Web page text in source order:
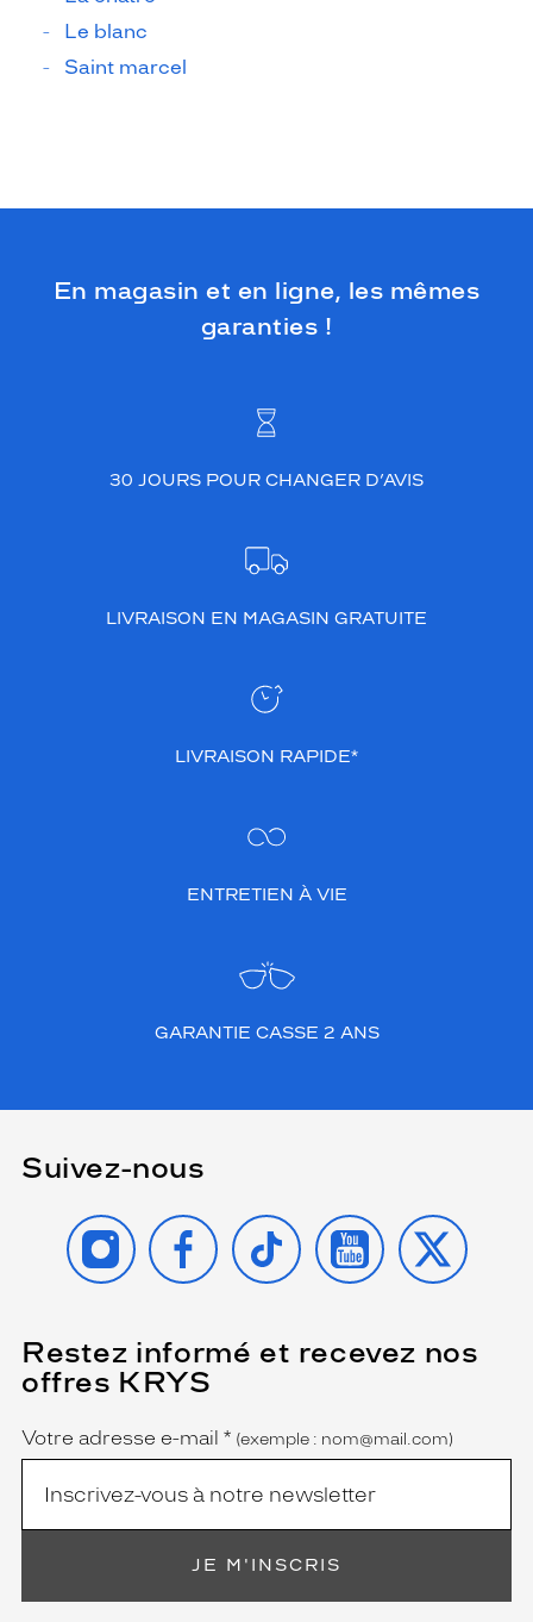
Le blanc
Saint marcel
En magasin et en ligne, les mêmes
garanties !
30 JOURS POUR CHANGER D’AVIS
LIVRAISON EN MAGASIN GRATUITE
LIVRAISON RAPIDE*
ENTRETIEN À VIE
GARANTIE CASSE 2 ANS
Suivez-nous
INSTAGRAMFACEBOOK
TIKTOK YOUTUBE
X
Restez informé et recevez nos
offres KRYS
Name
Votre adresse e-mail *
(Ce
champ
est
obligatoire)
(exemple : nom@mail.com)
JE M'INSCRIS